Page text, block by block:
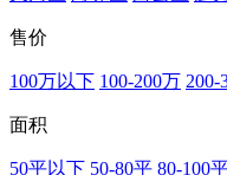
售价
100万以下 100-200万 200-
面积
50平以下 50-80平 80-100